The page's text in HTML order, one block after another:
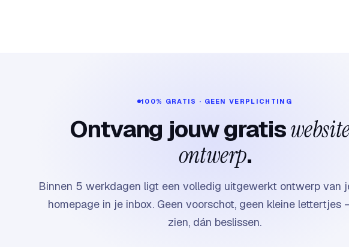
100% GRATIS · GEEN VERPLICHTING
Ontvang jouw gratis
ontwerp.
Binnen 5 werkdagen ligt een volledig uitgewerkt ontwerp van
homepage in je inbox. Geen voorschot, geen kleine lettertjes
zien, dán beslissen.